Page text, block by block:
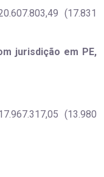
(17.831
jurisdição em PE,
(13.980